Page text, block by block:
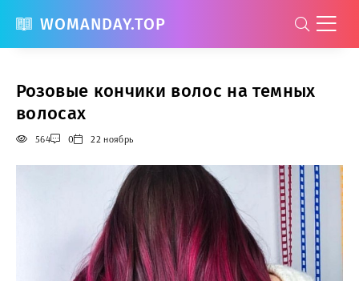
WOMANDAY.TOP
Розовые кончики волос на темных
волосах
564 0 22 ноябрь